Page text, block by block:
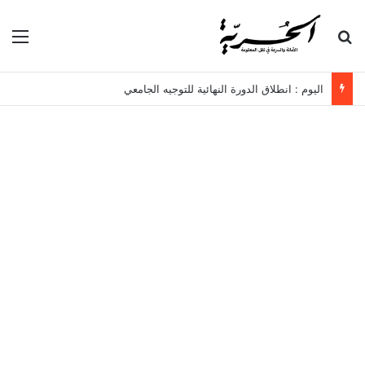
بحث عن
اليوم : انطلاق الدورة النهائية للتوجيه الجامعي